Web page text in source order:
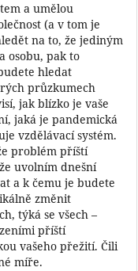
a umělou
(a v tom je
na to, že jediným
osobu, pak to
hledat
průzkumech
jak blízko je vaše
jaká je pandemická
vzdělávací systém.
problém příští
uvolním dnešní
a k čemu je budete
změnit
týká se všech –
příští
vašeho přežití. Čili
míře.